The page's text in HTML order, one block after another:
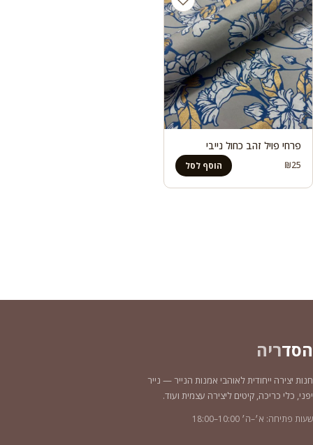
פרחי פויל זהב כחול נייבי
₪25 הוסף לסל
הסדריה
חנות יצירה ייחודית לאוהבי אמנות הנייר — נייר
יפני, כלי כריכה, קיטים ליצירה עצמית ועוד.
שעות פתיחה: א׳–ה׳ 10:00–18:00